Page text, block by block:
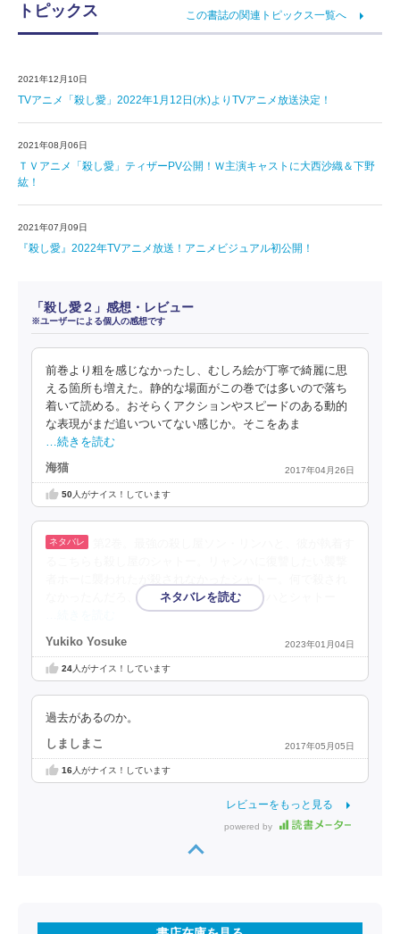
トピックス この書誌の関連トピックス一覧へ
2021年12月10日
TVアニメ「殺し愛」2022年1月12日(水)よりTVアニメ放送決定！
2021年08月06日
ＴＶアニメ「殺し愛」ティザーPV公開！Ｗ主演キャストに大西沙織＆下野
紘！
2021年07月09日
『殺し愛』2022年TVアニメ放送！アニメビジュアル初公開！
「殺し愛２」感想・レビュー
※ユーザーによる個人の感想です
前巻より粗を感じなかったし、むしろ絵が丁寧で綺麗に思
える箇所も増えた。静的な場面がこの巻では多いので落ち
着いて読める。おそらくアクションやスピードのある動的
な表現がまだ追いついてない感じか。そこをあま
…続きを読む
海猫 2017年04月26日
50人がナイス！しています
なかったんだろ、という謎はあるが、リンハとシャトー
Yukiko Yosuke 2023年01月04日
24人がナイス！しています
過去があるのか。
しましまこ 2017年05月05日
16人がナイス！しています
レビューをもっと見る
powered by